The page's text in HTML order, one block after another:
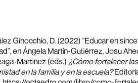
Ginocchio, D. (2022) “Educar en
en Ángela Martín-Gutiérrez, Josu
Martinez (eds.) ¿Cómo fortalecer las
en la familia y en la escuela?